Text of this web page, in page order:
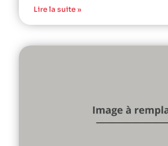
Lire la suite »